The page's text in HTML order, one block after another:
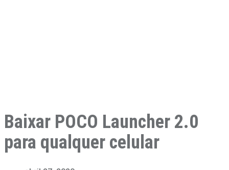
Baixar POCO Launcher 2.0
para qualquer celular